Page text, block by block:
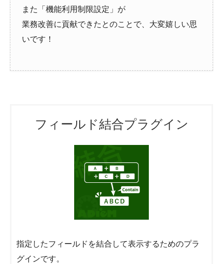
また「機能利用制限設定」が
業務改善に貢献できたとのことで、大変嬉しい思
いです！
フィールド結合プラグイン
指定したフィールドを結合して表示するためのプラ
グインです。